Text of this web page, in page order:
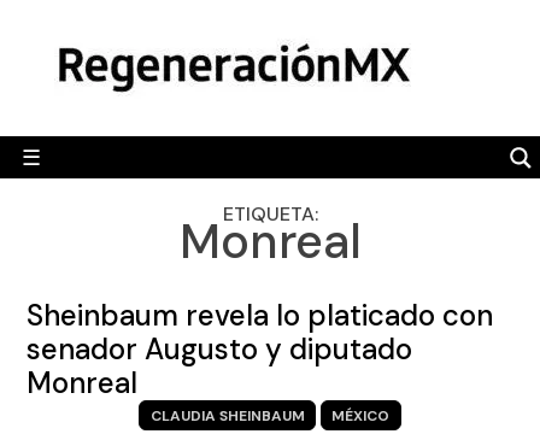
content
☰
POLÍTICA
CAMALEÓN
OPINIÓN
ENGLISH SECTION
ETIQUETA:
Monreal
Sheinbaum revela lo platicado con
senador Augusto y diputado
Monreal
CLAUDIA SHEINBAUM
MÉXICO